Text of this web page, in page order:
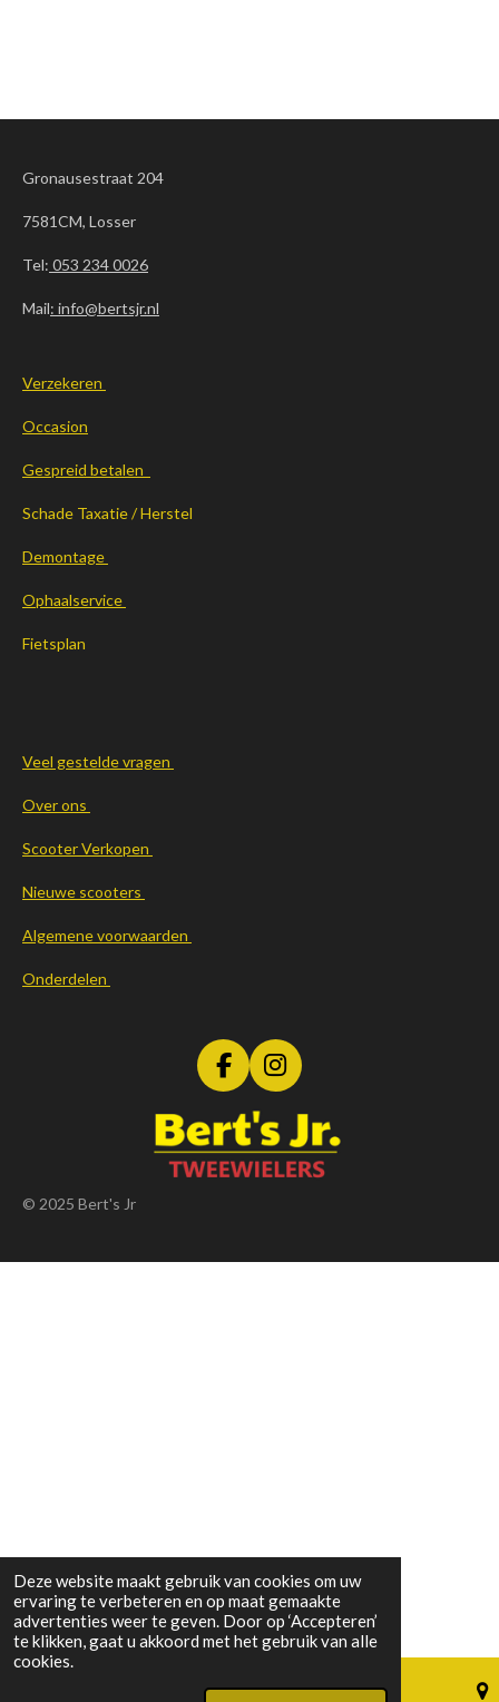
Deze website maakt gebruik van cookies om uw
ervaring te verbeteren en op maat gemaakte
advertenties weer te geven. Door op ‘Accepteren’
te klikken, gaat u akkoord met het gebruik van alle
cookies.
Gronausestraat 204
7581CM, Losser
Tel: 053 234 0026
Mail: info@bertsjr.nl
Verzekeren
Occasion
Gespreid betalen
Schade Taxatie / Herstel
Demontage
Ophaalservice
Fietsplan
Veel gestelde vragen
Over ons
Scooter Verkopen
Nieuwe scooters
Algemene voorwaarden
Onderdelen
F
a
c
e
b
I
n
s
t
a
© 2025 Bert's Jr